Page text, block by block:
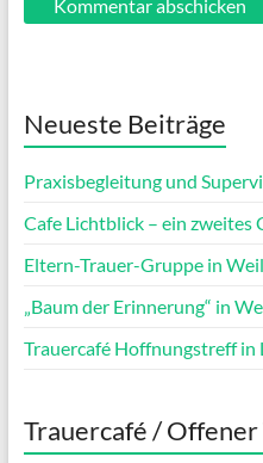
Neueste Beiträge
Praxisbegleitung und
Cafe Lichtblick – ein zweites
Eltern-Trauer-Gruppe in
„Baum der Erinnerung“ in
Trauercafé Hoffnungstreff in
Trauercafé /